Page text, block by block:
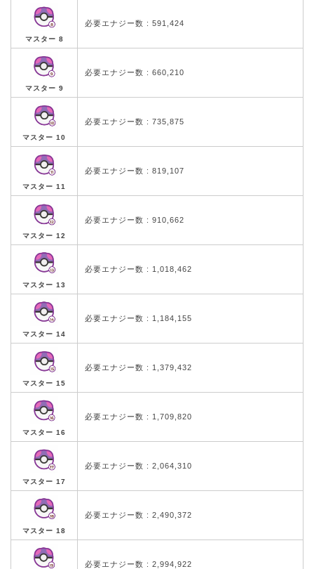
マスター 8
必要エナジー数 : 591,424
マスター 9
必要エナジー数 : 660,210
マスター 10
必要エナジー数 : 735,875
マスター 11
必要エナジー数 : 819,107
マスター 12
必要エナジー数 : 910,662
マスター 13
必要エナジー数 : 1,018,462
マスター 14
必要エナジー数 : 1,184,155
マスター 15
必要エナジー数 : 1,379,432
マスター 16
必要エナジー数 : 1,709,820
マスター 17
必要エナジー数 : 2,064,310
マスター 18
必要エナジー数 : 2,490,372
必要エナジー数 : 2,994,922